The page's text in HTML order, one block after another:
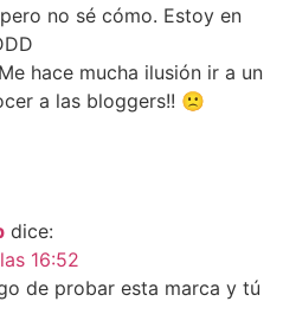
no sé cómo. Estoy en
hace mucha ilusión ir a un
a las bloggers!! 🙁
dice:
16:52
de probar esta marca y tú